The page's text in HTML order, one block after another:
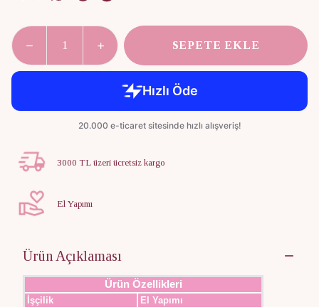
SEPETE EKLE
3000 TL üzeri ücretsiz kargo
El Yapımı
Ürün Açıklaması
Ürün Özellikleri
İşçilik
El Yapımı